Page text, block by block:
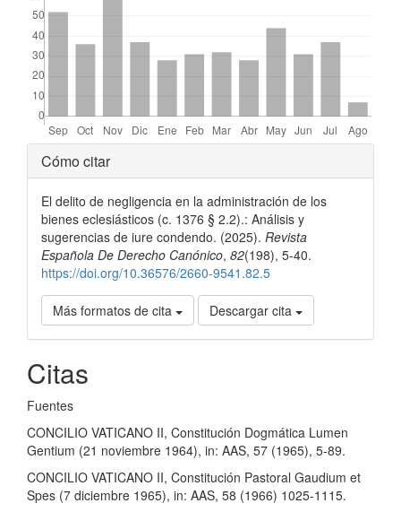
Detalles
del
artículo
Cómo citar
El delito de negligencia en la administración de los
bienes eclesiásticos (c. 1376 § 2.2).: Análisis y
sugerencias de iure condendo. (2025). Revista
Española De Derecho Canónico, 82(198), 5-40.
https://doi.org/10.36576/2660-9541.82.5
Más formatos de cita Descargar cita
Citas
Fuentes
CONCILIO VATICANO II, Constitución Dogmática Lumen
Gentium (21 noviembre 1964), in: AAS, 57 (1965), 5-89.
CONCILIO VATICANO II, Constitución Pastoral Gaudium et
Spes (7 diciembre 1965), in: AAS, 58 (1966) 1025-1115.